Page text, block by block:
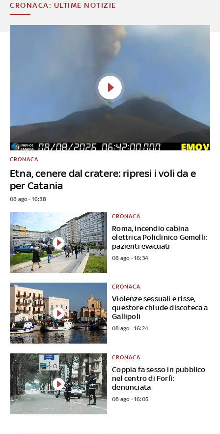
CRONACA: ULTIME NOTIZIE
Etna, cenere dal cratere: ripresi i voli da e
per Catania
CRONACA
08 ago - 16:38
Roma, incendio cabina
elettrica Policlinico Gemelli:
pazienti evacuati
CRONACA
08 ago - 16:34
Violenze sessuali e risse,
questore chiude discoteca a
Gallipoli
CRONACA
08 ago - 16:24
Coppia fa sesso in pubblico
nel centro di Forlì:
denunciata
CRONACA
08 ago - 16:05